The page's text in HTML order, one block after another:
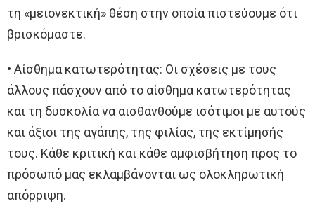
τη «μειονεκτική» θέση στην οποία πιστεύουμε ότι
βρισκόμαστε.
• Αίσθημα κατωτερότητας: Oι σχέσεις με τους
άλλους πάσχουν από το αίσθημα κατωτερότητας
και τη δυσκολία να αισθανθούμε ισότιμοι με αυτούς
και άξιοι της αγάπης, της φιλίας, της εκτίμησής
τους. Κάθε κριτική και κάθε αμφισβήτηση προς το
πρόσωπό μας εκλαμβάνονται ως ολοκληρωτική
απόρριψη.